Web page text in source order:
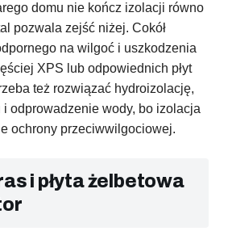
domu nie kończ izolacji równo
pozwala zejść niżej. Cokół
na wilgoć i uszkodzenia
XPS lub odpowiednich płyt
też rozwiązać hydroizolację,
i odprowadzenie wody, bo izolacja
ochrony przeciwwilgociowej.
i płyta żelbetowa